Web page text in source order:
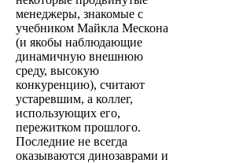
менеджеры, знакомые с
учебником Майкла Мескона
(и якобы наблюдающие
динамичную внешнюю
среду, высокую
конкуренцию), считают
устаревшим, а коллег,
использующих его,
пережитком прошлого.
Последние не всегда
оказываются динозаврами и